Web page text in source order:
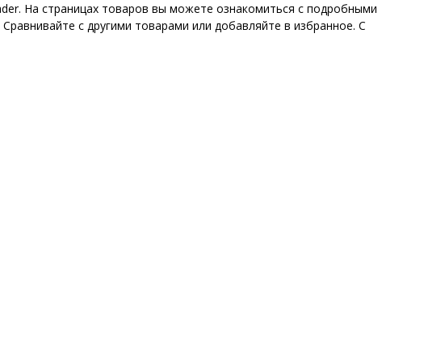
На страницах товаров вы можете ознакомиться с подробными
с другими товарами или добавляйте в избранное. С